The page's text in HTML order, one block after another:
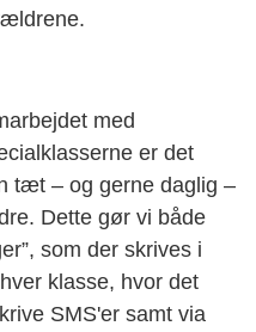
med
er det
tæt – og gerne daglig –
Dette gør vi både
som der skrives i
klasse, hvor det
SMS'er samt via